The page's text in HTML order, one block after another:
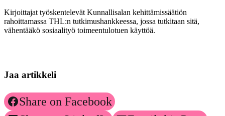
Kirjoittajat työskentelevät Kunnallisalan kehittämissäätiön
rahoittamassa THL:n tutkimushankkeessa, jossa tutkitaan sitä,
vähentääkö sosiaalityö toimeentulotuen käyttöä.
Jaa artikkeli
Share on Facebook